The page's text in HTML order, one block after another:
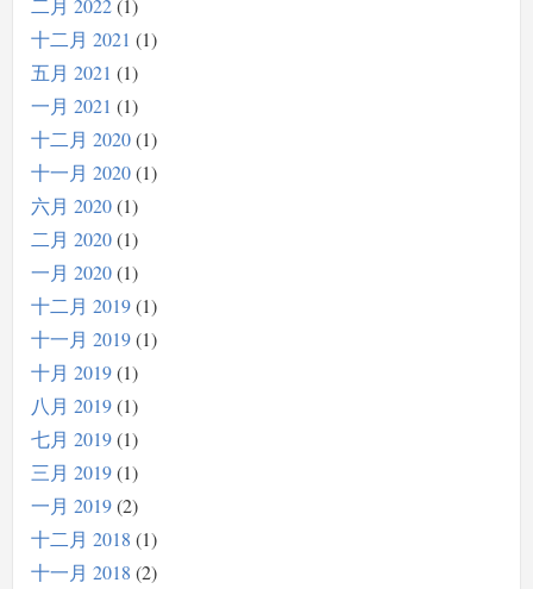
十二月 2021
1
五月 2021
1
一月 2021
1
十二月 2020 1
十一月 2020 1
六月 2020 1
二月 2020 1
一月 2020 1
十二月 2019 1
十一月 2019 1
十月 2019 1
八月 2019 1
七月 2019 1
三月 2019 1
一月 2019 2
十二月 2018 1
十一月 2018 2